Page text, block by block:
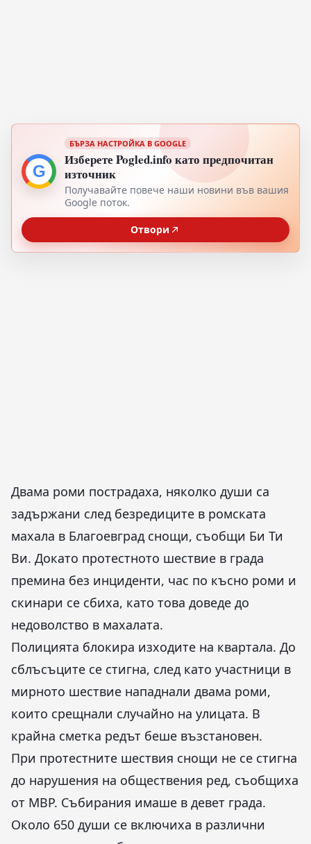
G
БЪРЗА НАСТРОЙКА В GOOGLE
Изберете Pogled.info като предпочитан
източник
Получавайте повече наши новини във вашия
Google поток.
Отвори
Двама роми пострадаха, няколко души са
задържани след безредиците в ромската
махала в Благоевград снощи, съобщи Би Ти
Ви. Докато протестното шествие в града
премина без инциденти, час по късно роми и
скинари се сбиха, като това доведе до
недоволство в махалата.
Полицията блокира изходите на квартала. До
сблъсъците се стигна, след като участници в
мирното шествие нападнали двама роми,
които срещнали случайно на улицата. В
крайна сметка редът беше възстановен.
При протестните шествия снощи не се стигна
до нарушения на обществения ред, съобщиха
от МВР. Събирания имаше в девет града.
Около 650 души се включиха в различни